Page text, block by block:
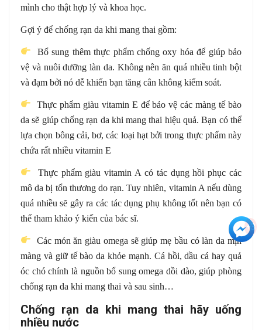
mình cho thật hợp lý và khoa học.
Gợi ý để chống rạn da khi mang thai gồm:
Bổ sung thêm thực phẩm chống oxy hóa để giúp bảo
vệ và nuôi dưỡng làn da. Không nên ăn quá nhiều tinh bột
và đạm bởi nó dễ khiến bạn tăng cân không kiểm soát.
Thực phẩm giàu vitamin E để bảo vệ các màng tế bào
da sẽ giúp chống rạn da khi mang thai hiệu quả. Bạn có thể
lựa chọn bông cải, bơ, các loại hạt bởi trong thực phẩm này
chứa rất nhiều vitamin E
Thực phẩm giàu vitamin A có tác dụng hồi phục các
mô da bị tổn thương do rạn. Tuy nhiên, vitamin A nếu dùng
quá nhiều sẽ gây ra các tác dụng phụ không tốt nên bạn có
thể tham khảo ý kiến của bác sĩ.
Các món ăn giàu omega sẽ giúp mẹ bầu có làn da mịn
màng và giữ tế bào da khỏe mạnh. Cá hồi, dầu cá hay quả
óc chó chính là nguồn bổ sung omega dồi dào, giúp phòng
chống rạn da khi mang thai và sau sinh…
Chống rạn da khi mang thai hãy uống
nhiều nước
+3